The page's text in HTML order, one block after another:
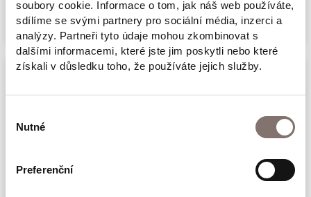
soubory cookie. Informace o tom, jak náš web používáte,
sdílíme se svými partnery pro sociální média, inzerci a
analýzy. Partneři tyto údaje mohou zkombinovat s
dalšími informacemi, které jste jim poskytli nebo které
získali v důsledku toho, že používáte jejich služby.
souhlasu
Nutné
Preferenční
140 Kč